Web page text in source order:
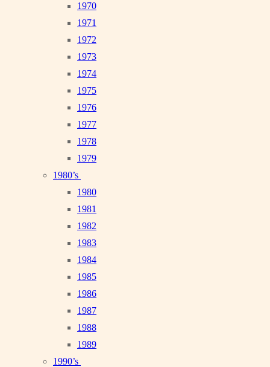
1970
1971
1972
1973
1974
1975
1976
1977
1978
1979
1980’s
1980
1981
1982
1983
1984
1985
1986
1987
1988
1989
1990’s